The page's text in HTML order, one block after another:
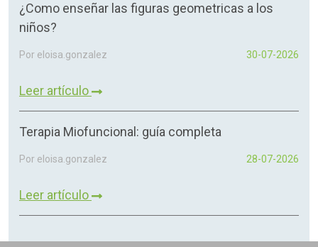
¿Como enseñar las figuras geometricas a los
niños?
Por eloisa.gonzalez 30-07-2026
Leer artículo
Terapia Miofuncional: guía completa
Por eloisa.gonzalez 28-07-2026
Leer artículo